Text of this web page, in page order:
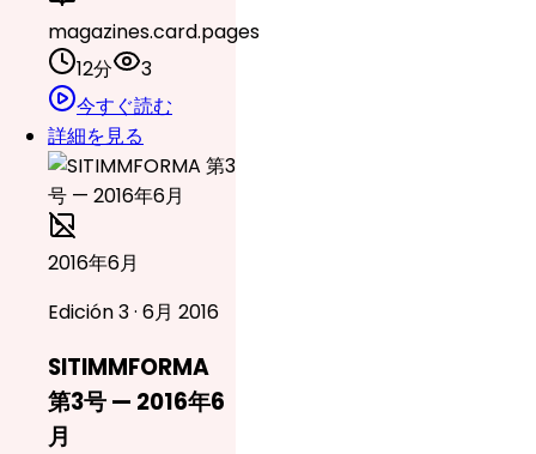
magazines.card.pages
12分
3
今すぐ読む
詳細を見る
2016年6月
Edición 3 · 6月 2016
SITIMMFORMA
第3号 — 2016年6
月